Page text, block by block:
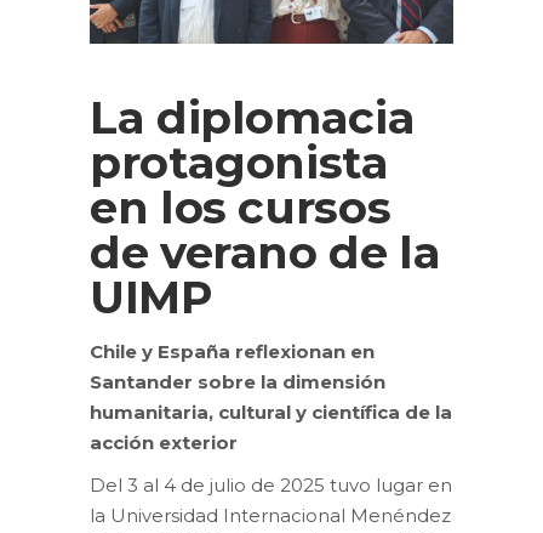
La diplomacia
protagonista
en los cursos
de verano de la
UIMP
Chile y España reflexionan en
Santander sobre la dimensión
humanitaria, cultural y científica de la
acción exterior
Del 3 al 4 de julio de 2025 tuvo lugar en
la Universidad Internacional Menéndez